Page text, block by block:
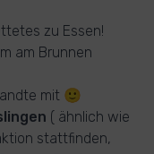
zu Essen!
am Brunnen
mit 🙂
( ähnlich wie
stattfinden,